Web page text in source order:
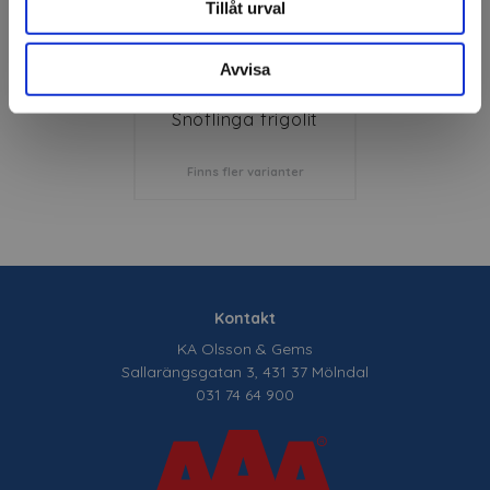
Tillåt urval
Avvisa
Snöflinga frigolit
Finns fler varianter
Kontakt
KA Olsson & Gems
Sallarängsgatan 3, 431 37 Mölndal
031 74 64 900